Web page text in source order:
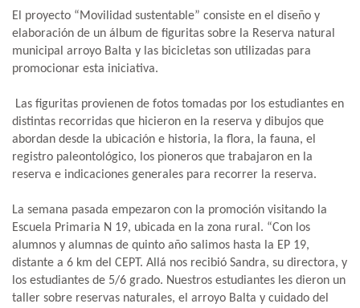
El proyecto “Movilidad sustentable” consiste en el diseño y
elaboración de un álbum de figuritas sobre la Reserva natural
municipal arroyo Balta y las bicicletas son utilizadas para
promocionar esta iniciativa.
Las figuritas provienen de fotos tomadas por los estudiantes en
distintas recorridas que hicieron en la reserva y dibujos que
abordan desde la ubicación e historia, la flora, la fauna, el
registro paleontológico, los pioneros que trabajaron en la
reserva e indicaciones generales para recorrer la reserva.
La semana pasada empezaron con la promoción visitando la
Escuela Primaria N 19, ubicada en la zona rural. “Con los
alumnos y alumnas de quinto año salimos hasta la EP 19,
distante a 6 km del CEPT. Allá nos recibió Sandra, su directora, y
los estudiantes de 5/6 grado. Nuestros estudiantes les dieron un
taller sobre reservas naturales, el arroyo Balta y cuidado del